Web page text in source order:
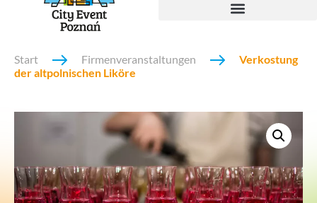
Start Firmenveranstaltungen
Verkostung
der altpolnischen Liköre